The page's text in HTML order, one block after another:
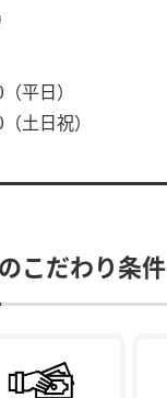
平日）
土日祝）
こだわり条件